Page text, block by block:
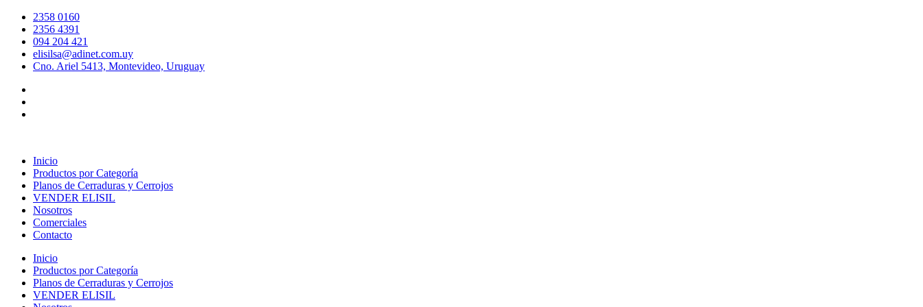
contenido
2358 0160
2356 4391
094 204 421
elisilsa@adinet.com.uy
Cno. Ariel 5413, Montevideo, Uruguay
Inicio
Productos por Categoría
Planos de Cerraduras y Cerrojos
VENDER ELISIL
Nosotros
Comerciales
Contacto
Inicio
Productos por Categoría
Planos de Cerraduras y Cerrojos
VENDER ELISIL